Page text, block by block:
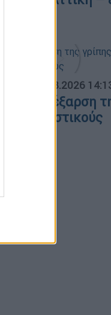
σε ΜΕΘ
07.08.2026
για την έξαρση
σε τουριστικούς